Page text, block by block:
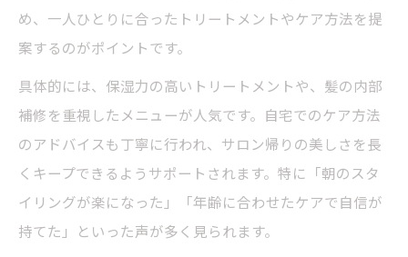
め、一人ひとりに合ったトリートメントやケア方法を提
案するのがポイントです。
具体的には、保湿力の高いトリートメントや、髪の内部
補修を重視したメニューが人気です。自宅でのケア方法
のアドバイスも丁寧に行われ、サロン帰りの美しさを長
くキープできるようサポートされます。特に「朝のスタ
イリングが楽になった」「年齢に合わせたケアで自信が
持てた」といった声が多く見られます。